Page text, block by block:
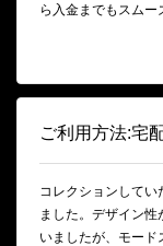
ら入金までもスムー
ご利用方法:宅
コレクションして
ました。デザイン
いましたが、モー